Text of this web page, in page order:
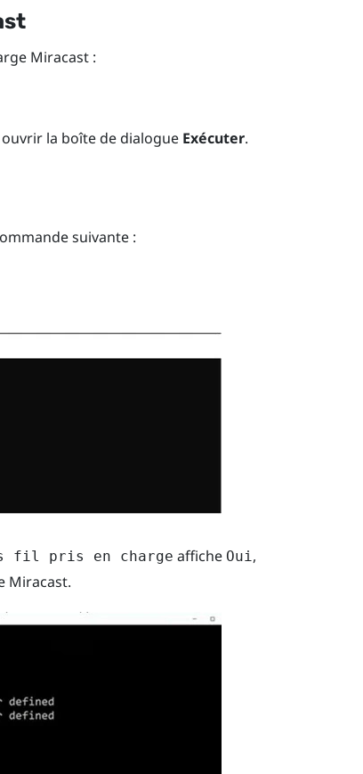
Miracast:
la boîte de dialogue Exécuter.
suivante :
fil pris en charge affiche Oui,
Miracast.